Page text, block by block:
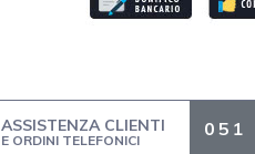
ASSISTENZA CLIENTI
E ORDINI TELEFONICI
051